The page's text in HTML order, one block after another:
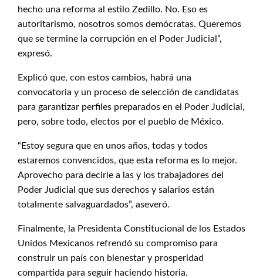
hecho una reforma al estilo Zedillo. No. Eso es
autoritarismo, nosotros somos demócratas. Queremos
que se termine la corrupción en el Poder Judicial”,
expresó.
Explicó que, con estos cambios, habrá una
convocatoria y un proceso de selección de candidatas
para garantizar perfiles preparados en el Poder Judicial,
pero, sobre todo, electos por el pueblo de México.
“Estoy segura que en unos años, todas y todos
estaremos convencidos, que esta reforma es lo mejor.
Aprovecho para decirle a las y los trabajadores del
Poder Judicial que sus derechos y salarios están
totalmente salvaguardados”, aseveró.
Finalmente, la Presidenta Constitucional de los Estados
Unidos Mexicanos refrendó su compromiso para
construir un país con bienestar y prosperidad
compartida para seguir haciendo historia.